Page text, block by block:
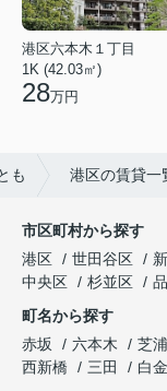
港区六本木１丁目
1K (42.03㎡)
28万円
も 港区の賃貸一
市区町村から探す
港区
世田谷区
中央区
杉並区
町名から探す
赤坂
六本木 芝浦
西新橋
三田
白金